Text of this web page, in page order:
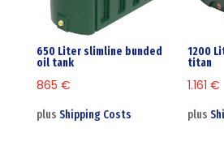
650 Liter slimline bunded
oil tank
865 €
plus Shipping Costs
1200
titan
1.161€
plus